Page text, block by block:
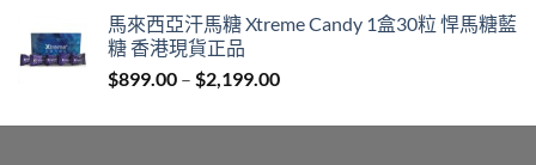
$899.00
$2,199.00
馬來西亞汗馬糖 Xtreme Candy 1盒30粒 悍馬糖藍
糖 香港現貨正品
$899.00 – $2,199.00Price
$899.00